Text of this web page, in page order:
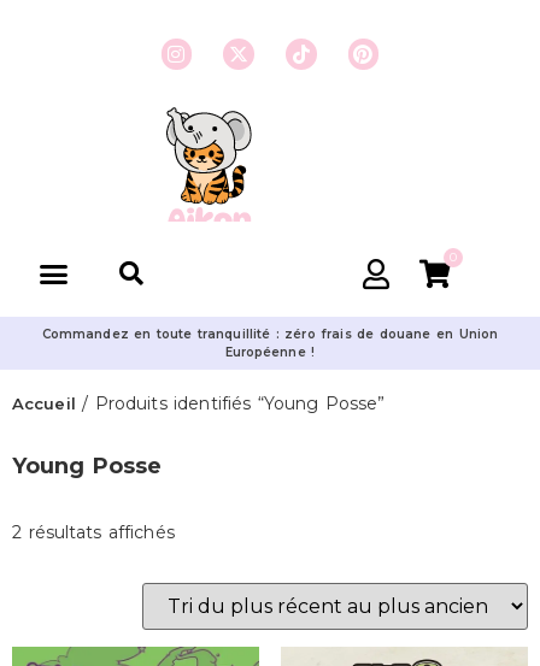
0
Commandez en toute tranquillité : zéro frais de douane en Union
Européenne !
Accueil / Produits identifiés “Young Posse”
Young Posse
2 résultats affichés